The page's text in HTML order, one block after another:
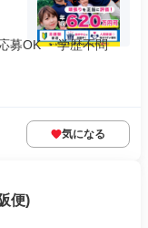
募OK ・学歴不問
気になる
便)